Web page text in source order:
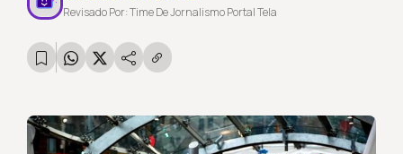
Revisado Por: Time De Jornalismo Portal Tela